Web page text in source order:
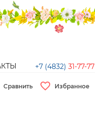
+7 (4832) 31-77-77
Сравнить Избранное